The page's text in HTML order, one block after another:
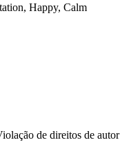
Happy, Calm
de direitos de autor